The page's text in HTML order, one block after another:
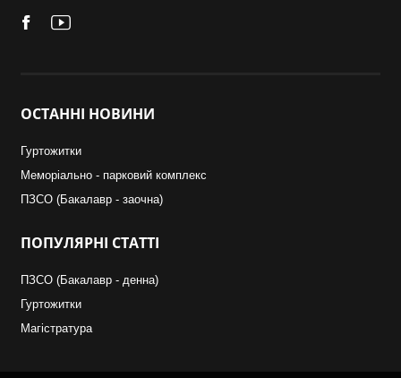
ОСТАННІ НОВИНИ
Гуртожитки
Меморіально - парковий комплекс
ПЗСО (Бакалавр - заочна)
ПОПУЛЯРНІ СТАТТІ
ПЗСО (Бакалавр - денна)
Гуртожитки
Магістратура